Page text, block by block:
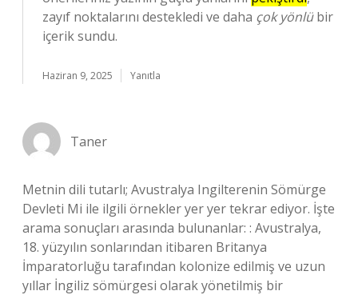
zayıf noktalarını destekledi ve daha çok yönlübir
içerik sundu.
Haziran 9, 2025 Yanıtla
Taner
Metnin dili tutarlı; Avustralya Ingilterenin Sömürge
Devleti Mi ile ilgili örnekler yer yer tekrar ediyor. İşte
arama sonuçları arasında bulunanlar: : Avustralya,
18. yüzyılın sonlarından itibaren Britanya
İmparatorluğu tarafından kolonize edilmiş ve uzun
yıllar İngiliz sömürgesi olarak yönetilmiş bir